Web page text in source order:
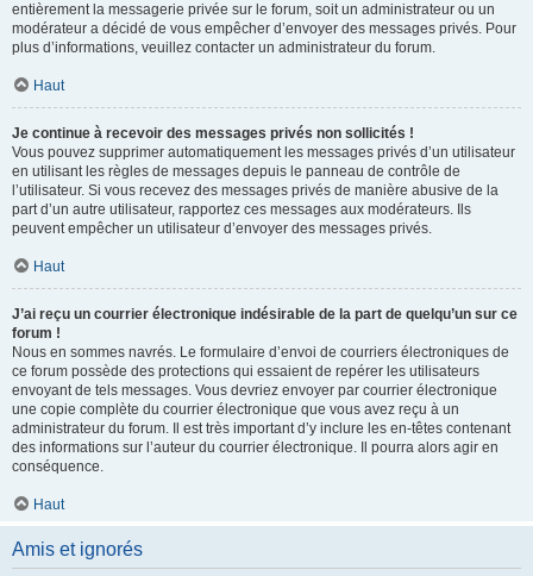
entièrement la messagerie privée sur le forum, soit un administrateur ou un
modérateur a décidé de vous empêcher d’envoyer des messages privés. Pour
plus d’informations, veuillez contacter un administrateur du forum.
Haut
Je continue à recevoir des messages privés non sollicités !
Vous pouvez supprimer automatiquement les messages privés d’un utilisateur
en utilisant les règles de messages depuis le panneau de contrôle de
l’utilisateur. Si vous recevez des messages privés de manière abusive de la
part d’un autre utilisateur, rapportez ces messages aux modérateurs. Ils
peuvent empêcher un utilisateur d’envoyer des messages privés.
Haut
J’ai reçu un courrier électronique indésirable de la part de quelqu’un sur ce
forum !
Nous en sommes navrés. Le formulaire d’envoi de courriers électroniques de
ce forum possède des protections qui essaient de repérer les utilisateurs
envoyant de tels messages. Vous devriez envoyer par courrier électronique
une copie complète du courrier électronique que vous avez reçu à un
administrateur du forum. Il est très important d’y inclure les en-têtes contenant
des informations sur l’auteur du courrier électronique. Il pourra alors agir en
conséquence.
Haut
Amis et ignorés